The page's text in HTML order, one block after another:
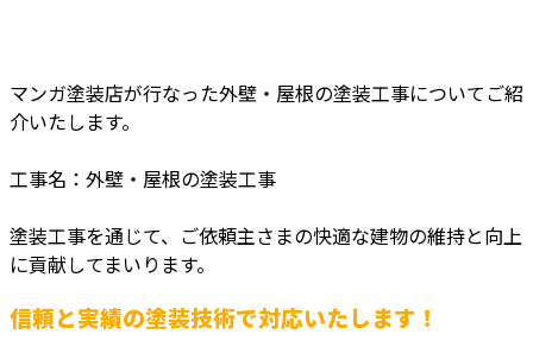
マンガ塗装店が行なった外壁・屋根の塗装工事についてご紹
介いたします。
工事名：外壁・屋根の塗装工事
塗装工事を通じて、ご依頼主さまの快適な建物の維持と向上
に貢献してまいります。
信頼と実績の塗装技術で対応いたします！